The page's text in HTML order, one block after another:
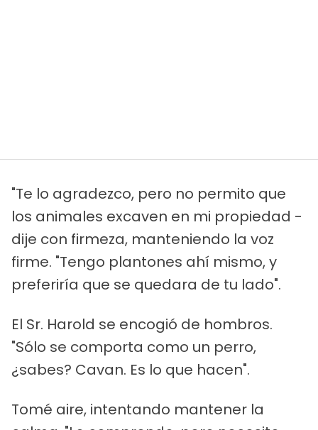
"Te lo agradezco, pero no permito que
los animales excaven en mi propiedad -
dije con firmeza, manteniendo la voz
firme. "Tengo plantones ahí mismo, y
preferiría que se quedara de tu lado".
El Sr. Harold se encogió de hombros.
"Sólo se comporta como un perro,
¿sabes? Cavan. Es lo que hacen".
Tomé aire, intentando mantener la